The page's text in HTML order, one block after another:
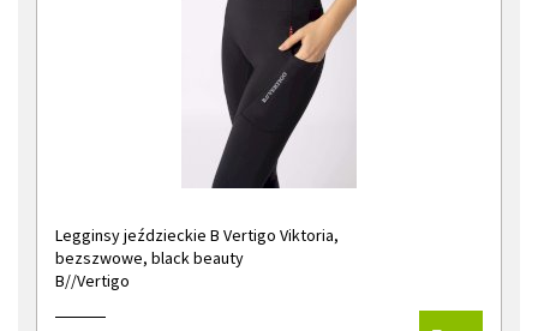
Legginsy jeździeckie B Vertigo Viktoria,
bezszwowe, black beauty
B//Vertigo